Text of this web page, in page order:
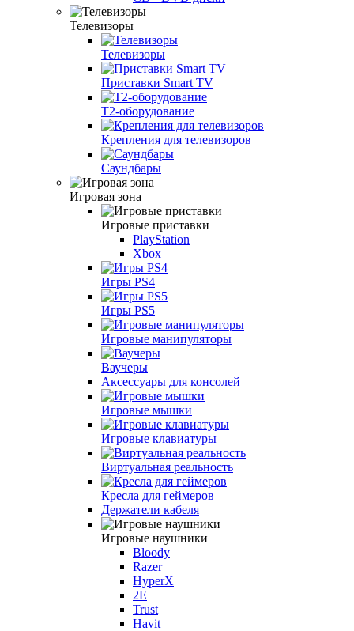
Телевизоры
Телевизоры
Приставки Smart TV
T2-оборудование
Крепления для телевизоров
Саундбары
Игровая зона
Игровые приставки
PlayStation
Xbox
Игры PS4
Игры PS5
Игровые манипуляторы
Ваучеры
Аксессуары для консолей
Игровые мышки
Игровые клавиатуры
Виртуальная реальность
Кресла для геймеров
Держатели кабеля
Игровые наушники
Bloody
Razer
HyperX
2E
Trust
Havit